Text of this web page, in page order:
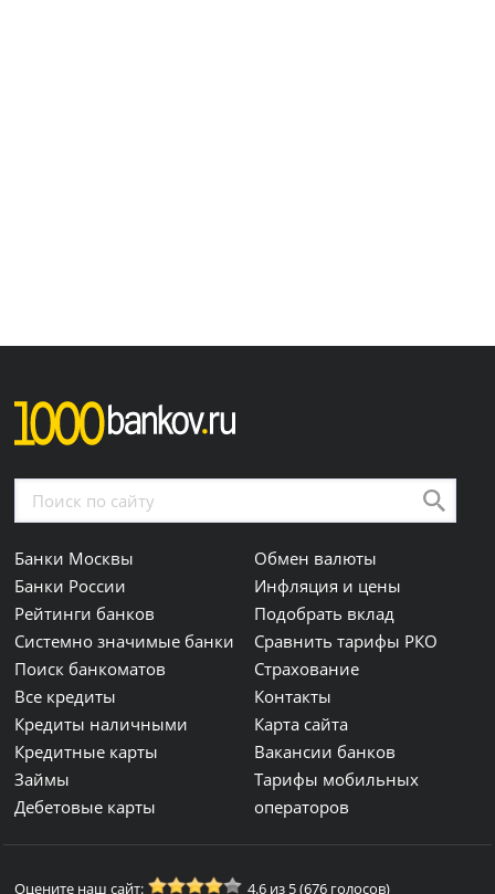
Банки Москвы
Банки России
Рейтинги банков
Системно значимые банки
Поиск банкоматов
Все кредиты
Кредиты наличными
Кредитные карты
Займы
Дебетовые карты
Обмен валюты
Инфляция и цены
Подобрать вклад
Сравнить тарифы РКО
Страхование
Контакты
Карта сайта
Вакансии банков
Тарифы мобильных
операторов
Оцените наш сайт: 4.6 из 5 (676 голосов)